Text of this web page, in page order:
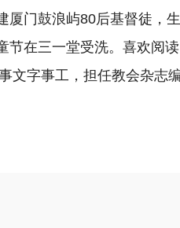
厦门鼓浪屿80后基督徒
节在三一堂受洗。喜欢阅
文字事工，担任教会杂志